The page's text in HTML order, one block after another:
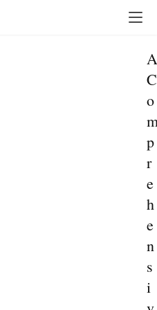
A
C
o
p
r
e
h
e
n
s
i